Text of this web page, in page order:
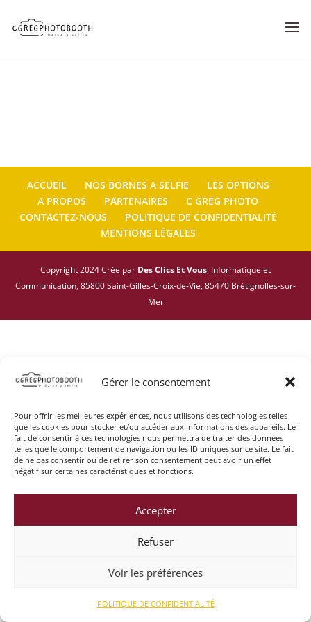
Gérer le consentement
Pour offrir les meilleures expériences, nous utilisons des technologies telles
que les cookies pour stocker et/ou accéder aux informations des appareils. Le
fait de consentir à ces technologies nous permettra de traiter des données
telles que le comportement de navigation ou les ID uniques sur ce site. Le fait
de ne pas consentir ou de retirer son consentement peut avoir un effet
négatif sur certaines caractéristiques et fonctions.
Accepter
Refuser
Voir les préférences
POLITIQUE DE CONFIDENTIALITÉ
ACCUEIL NOS BORNES A SELFIE
LES OPTIONS
A PROPOS
PARTENAIRES
C GREG PHOTO
CONTACTEZ-NOUS
POLITIQUE DE CONFIDENTIALITÉ
MENTIONS LÉGALES
Copyright 2024 Crée par Des Clics Et Vous, Informatique et
Communication, 85800 Saint-Gilles-Croix-de-Vie, 85470 Brétignolles-sur-
Mer